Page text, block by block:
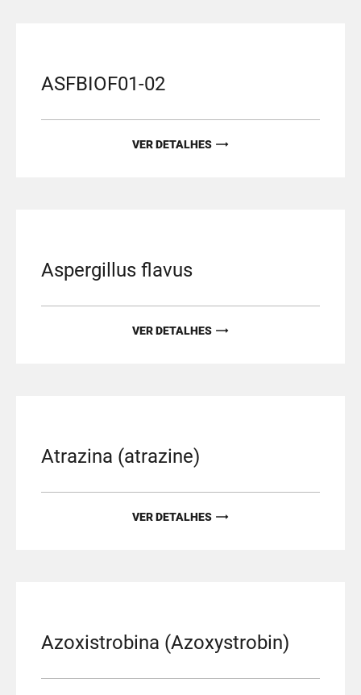
ASFBIOF01-02
VER DETALHES
Aspergillus flavus
VER DETALHES
Atrazina (atrazine)
VER DETALHES
Azoxistrobina (Azoxystrobin)